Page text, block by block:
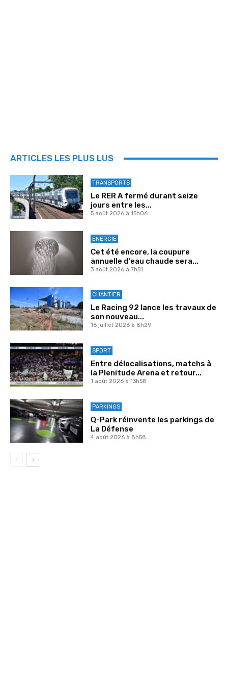
ARTICLES LES PLUS LUS
TRANSPORTS
Le RER A fermé durant seize
jours entre les...
5 août 2026 à 15h06
ENERGIE
Cet été encore, la coupure
annuelle d’eau chaude sera...
3 août 2026 à 7h51
CHANTIER
Le Racing 92 lance les travaux de
son nouveau...
16 juillet 2026 à 8h29
SPORT
Entre délocalisations, matchs à
la Plenitude Arena et retour...
1 août 2026 à 13h58
PARKINGS
Q-Park réinvente les parkings de
La Défense
4 août 2026 à 8h58